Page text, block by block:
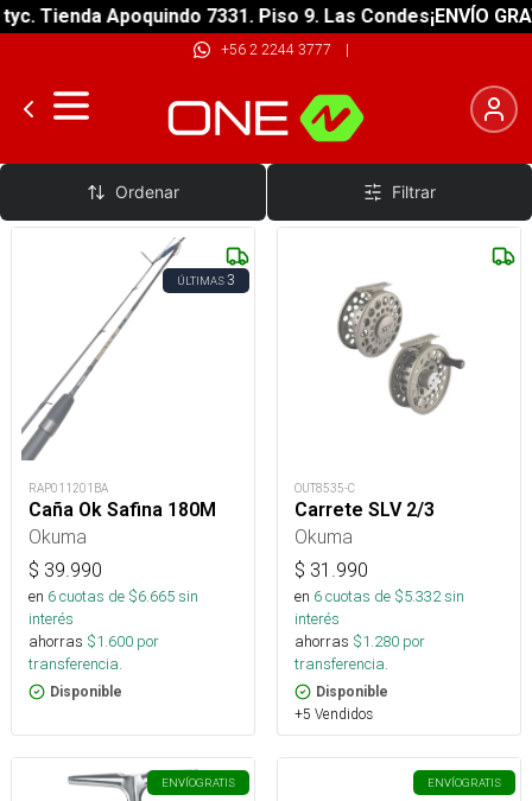
Apoquindo 7331. Piso 9. Las Condes¡ENVÍO
+56 2 2244 3777 |
Carretes Pesca con Mosca
Ordenar Filtrar
ÚLTIMAS3
RAP011201BA
Caña Ok Safina 180M
Okuma
$ 39.990
en 6cuotas de $6.665sin
interés
ahorras $1.600 por
transferencia.
Disponible
OUT8535-C
Carrete SLV 2/3
Okuma
$ 31.990
en 6cuotas de $5.332sin
interés
ahorras $1.280 por
transferencia.
Disponible
+5 Vendidos
ENVÍOGRATIS ENVÍOGRATIS